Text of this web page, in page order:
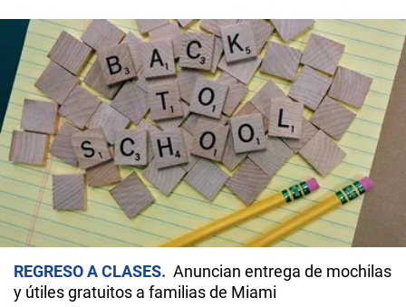
REGRESO A CLASES
Anuncian entrega de mochilas
y útiles gratuitos a familias de Miami